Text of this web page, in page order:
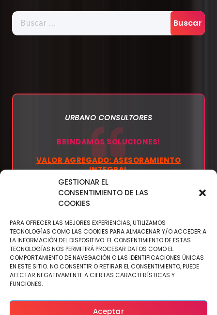
GESTIONAR EL
CONSENTIMIENTO DE LAS
COOKIES
PARA OFRECER LAS MEJORES EXPERIENCIAS, UTILIZAMOS
TECNOLOGÍAS COMO LAS COOKIES PARA ALMACENAR Y/O ACCEDER A
LA INFORMACIÓN DEL DISPOSITIVO. EL CONSENTIMIENTO DE ESTAS
TECNOLOGÍAS NOS PERMITIRÁ PROCESAR DATOS COMO EL
COMPORTAMIENTO DE NAVEGACIÓN O LAS IDENTIFICACIONES ÚNICAS
EN ESTE SITIO. NO CONSENTIR O RETIRAR EL CONSENTIMIENTO, PUEDE
AFECTAR NEGATIVAMENTE A CIERTAS CARACTERÍSTICAS Y
FUNCIONES.
Aceptar
BUSCAR:
URBANO CONSULTORES
BRINDAMOS SOLUCIONES!
VALOR AGREGADO: ASESORAMIENTO
INTEGRAL